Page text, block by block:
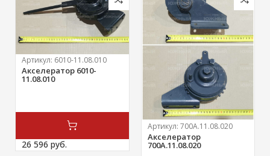
Артикул: 6010-11.08.010
Акселератор 6010-
11.08.010
26 596 руб.
Артикул: 700А.11.08.020
Акселератор
700А.11.08.020